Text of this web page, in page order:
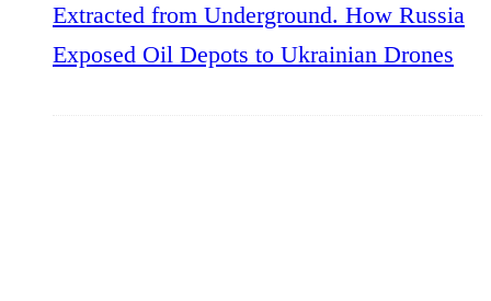
Extracted from Underground. How Russia
Exposed Oil Depots to Ukrainian Drones